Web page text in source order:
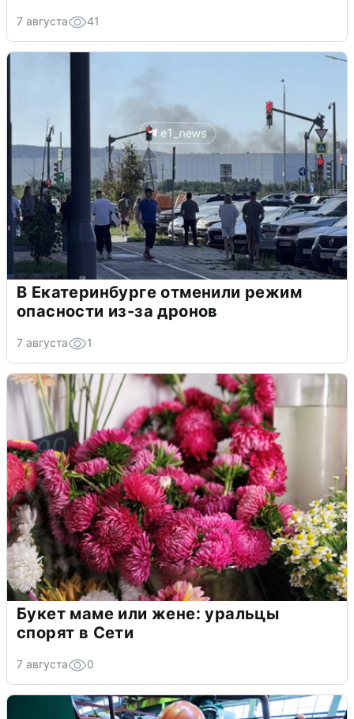
7 августа 41
В Екатеринбурге отменили режим
опасности из-за дронов
7 августа 1
Букет маме или жене: уральцы
спорят в Сети
7 августа 0